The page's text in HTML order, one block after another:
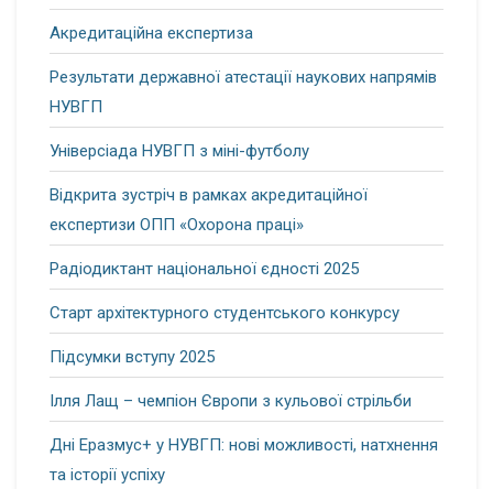
Акредитаційна експертиза
Результати державної атестації наукових напрямів
НУВГП
Універсіада НУВГП з міні-футболу
Відкрита зустріч в рамках акредитаційної
експертизи ОПП «Охорона праці»
Радіодиктант національної єдності 2025
Старт архітектурного студентського конкурсу
Підсумки вступу 2025
Ілля Лащ – чемпіон Європи з кульової стрільби
Дні Еразмус+ у НУВГП: нові можливості, натхнення
та історії успіху